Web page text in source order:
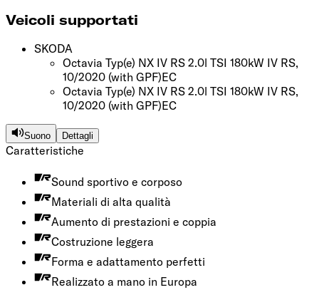
Veicoli supportati
SKODA
Octavia Typ(e) NX IV RS 2.0l TSI 180kW IV RS,
10/2020 (with GPF)EC
Octavia Typ(e) NX IV RS 2.0l TSI 180kW IV RS,
10/2020 (with GPF)EC
Suono Dettagli
Caratteristiche
Sound sportivo e corposo
Materiali di alta qualità
Aumento di prestazioni e coppia
Costruzione leggera
Forma e adattamento perfetti
Realizzato a mano in Europa